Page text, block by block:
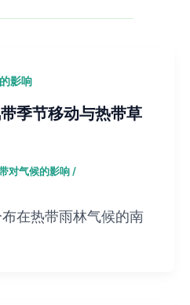
影响
季节移动与热带草
对气候的影响/
在热带雨林气候的南